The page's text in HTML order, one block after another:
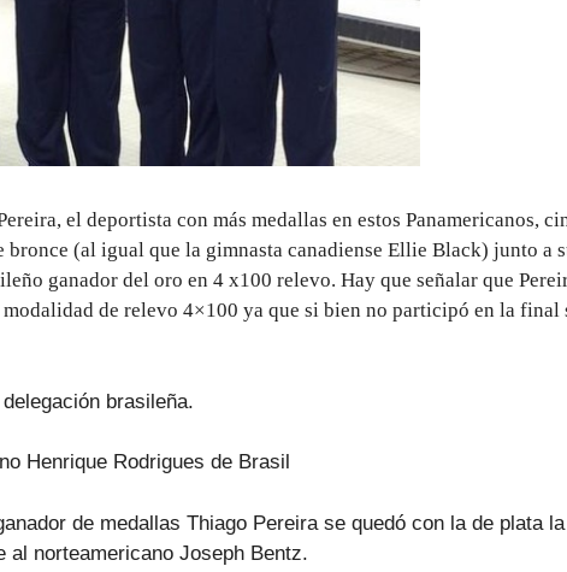
el deportista con más medallas en estos Panamericanos,
bronce (al igual que la gimnasta canadiense Ellie Black) junto a
ganador del oro en 4 x100 relevo. Hay que señalar que
de relevo 4×100 ya que si bien no participó en la final
brasileña.
Henrique Rodrigues de Brasil
de medallas Thiago Pereira se quedó con la de plata la
al norteamericano Joseph Bentz.